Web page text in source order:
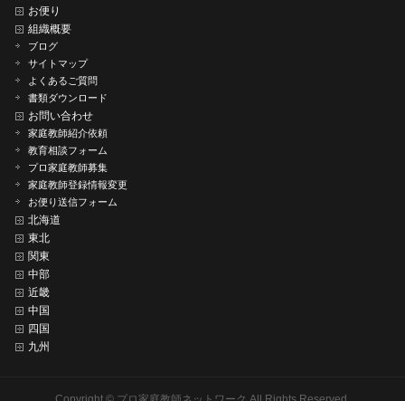
お便り
組織概要
ブログ
サイトマップ
よくあるご質問
書類ダウンロード
お問い合わせ
家庭教師紹介依頼
教育相談フォーム
プロ家庭教師募集
家庭教師登録情報変更
お便り送信フォーム
北海道
東北
関東
中部
近畿
中国
四国
九州